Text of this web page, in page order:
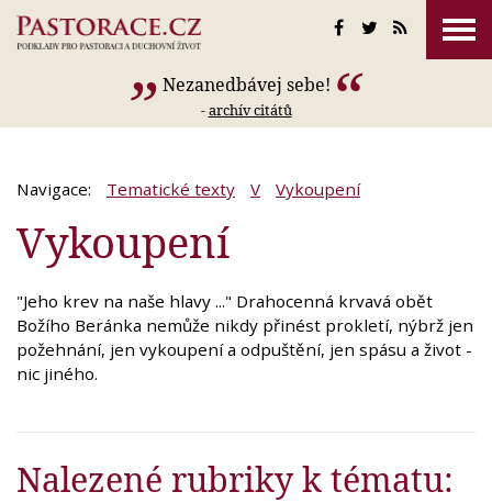
Nezanedbávej sebe!
-archív citátů
Navigace: Tematické texty V Vykoupení
Vykoupení
"Jeho krev na naše hlavy ..." Drahocenná krvavá obět
Božího Beránka nemůže nikdy přinést prokletí, nýbrž jen
požehnání, jen vykoupení a odpuštění, jen spásu a život -
nic jiného.
Nalezené rubriky k tématu: